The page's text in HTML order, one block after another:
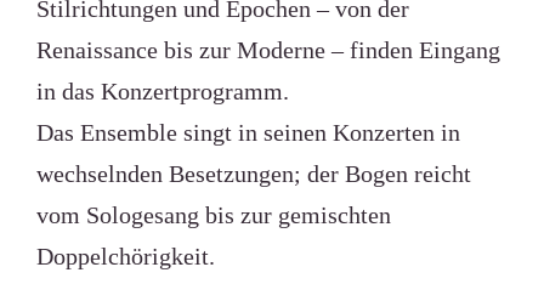
Stilrichtungen und Epochen – von der
Renaissance bis zur Moderne – finden Eingang
in das Konzertprogramm.
Das Ensemble singt in seinen Konzerten in
wechselnden Besetzungen; der Bogen reicht
vom Sologesang bis zur gemischten
Doppelchörigkeit.